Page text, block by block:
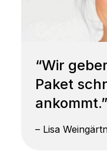
“Wir
Paket
ankommt.”
– Lisa